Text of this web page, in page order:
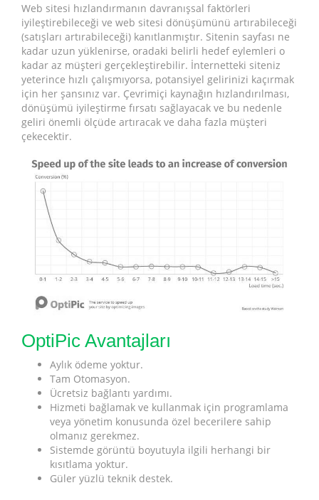
Web sitesi hızlandırmanın davranışsal faktörleri
iyileştirebileceği ve web sitesi dönüşümünü artırabileceği
(satışları artırabileceği) kanıtlanmıştır. Sitenin sayfası ne
kadar uzun yüklenirse, oradaki belirli hedef eylemleri o
kadar az müşteri gerçekleştirebilir. İnternetteki siteniz
yeterince hızlı çalışmıyorsa, potansiyel gelirinizi kaçırmak
için her şansınız var. Çevrimiçi kaynağın hızlandırılması,
dönüşümü iyileştirme fırsatı sağlayacak ve bu nedenle
geliri önemli ölçüde artıracak ve daha fazla müşteri
çekecektir.
OptiPic Avantajları
Aylık ödeme yoktur.
Tam Otomasyon.
Ücretsiz bağlantı yardımı.
Hizmeti bağlamak ve kullanmak için programlama
veya yönetim konusunda özel becerilere sahip
olmanız gerekmez.
Sistemde görüntü boyutuyla ilgili herhangi bir
kısıtlama yoktur.
Güler yüzlü teknik destek.